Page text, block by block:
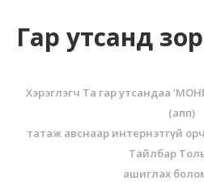
Гар утсанд
Хэрэглэгч Та гар утсандаа
(aпп)
татаж авснаар интернэтгүй
Тайлбар
ашиглах